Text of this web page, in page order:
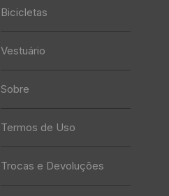
Bicicletas
Vestuário
Sobre
Termos de Uso
Trocas e Devoluções